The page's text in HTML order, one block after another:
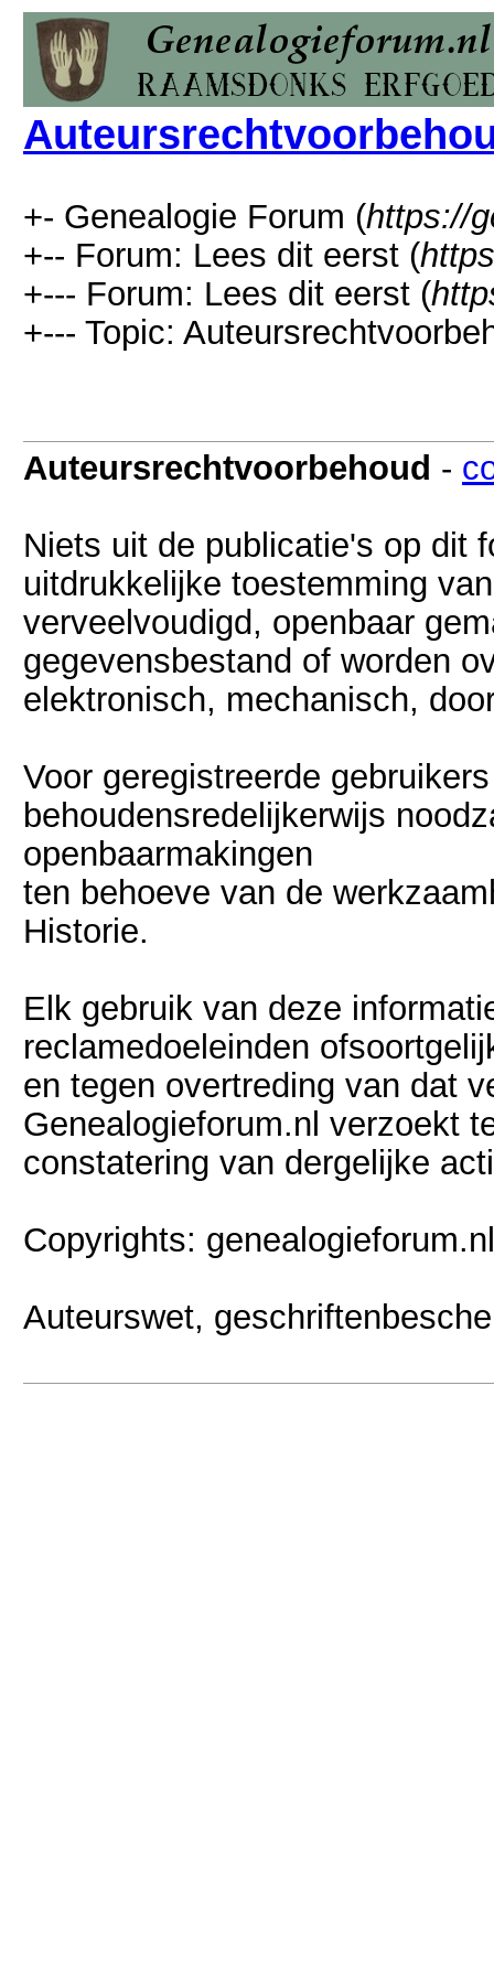
+- Genealogie Forum (https://
+-- Forum: Lees dit eerst (
+--- Forum: Lees dit eerst (
+--- Topic:
Auteursrechtvoorbehoud -
Niets uit de publicatie's op dit
uitdrukkelijke toestemming
verveelvoudigd, openbaar
gegevensbestand of worden
elektronisch, mechanisch,
Voor geregistreerde
behoudensredelijkerwijs
openbaarmakingen
ten behoeve van de
Historie.
Elk gebruik van deze
reclamedoeleinden
en tegen overtreding van dat
Genealogieforum.nl verzoekt
constatering van dergelijke
Copyrights: genealogieforum.nl
Auteurswet,